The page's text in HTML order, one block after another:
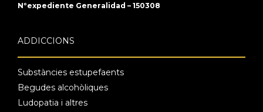
Nºexpediente Generalidad – 150308
ADDICCIONS
Substàncies estupefaents
Begudes alcohòliques
Ludopatia i altres